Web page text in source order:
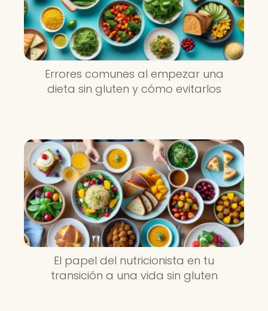
Errores comunes al empezar una
dieta sin gluten y cómo evitarlos
El papel del nutricionista en tu
transición a una vida sin gluten